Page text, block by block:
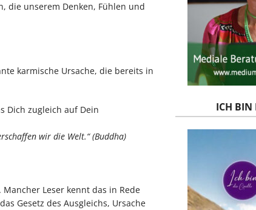
die unserem Denken, Fühlen und
karmische Ursache, die bereits in
Dich zugleich auf Dein
wir die Welt.“ (Buddha)
Leser kennt das in Rede
Gesetz des Ausgleichs, Ursache
ICH BIN